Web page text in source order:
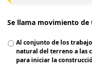
Se llama movimiento de
Al conjunto de los
natural del terreno a las
para iniciar la